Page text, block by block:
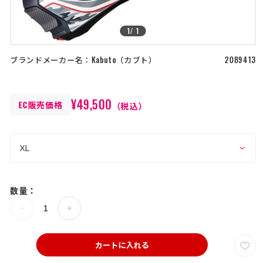
カスタマーハラスメントに対する方
1/ 1
ブランドメーカー名： Kabuto カブト 2089413
EC販売価格 ¥49,500 （税込）
数量：
カートに入れる